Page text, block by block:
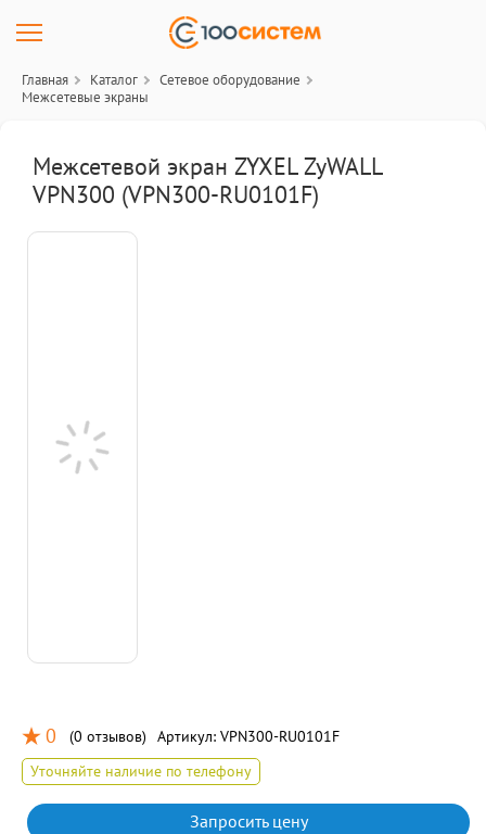
Главная Каталог
Сетевое оборудование
Межсетевые экраны
Межсетевой экран ZYXEL ZyWALL
VPN300 (VPN300-RU0101F)
0 (0 отзывов) Артикул: VPN300-RU0101F
Уточняйте наличие по телефону
Запросить цену